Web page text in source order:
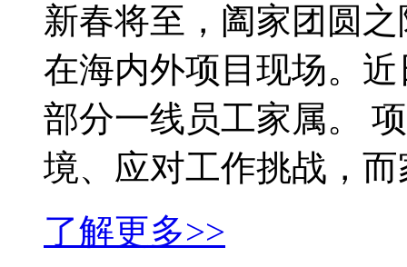
新春将至，阖家团圆
在海内外项目现场。
部分一线员工家属。
境、应对工作挑战，而
了解更多>>